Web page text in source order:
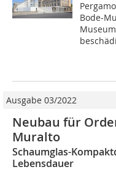
Bode-
Ausgabe 03/2022
Neubau für
Muralto
Schaumglas-
Lebensdauer